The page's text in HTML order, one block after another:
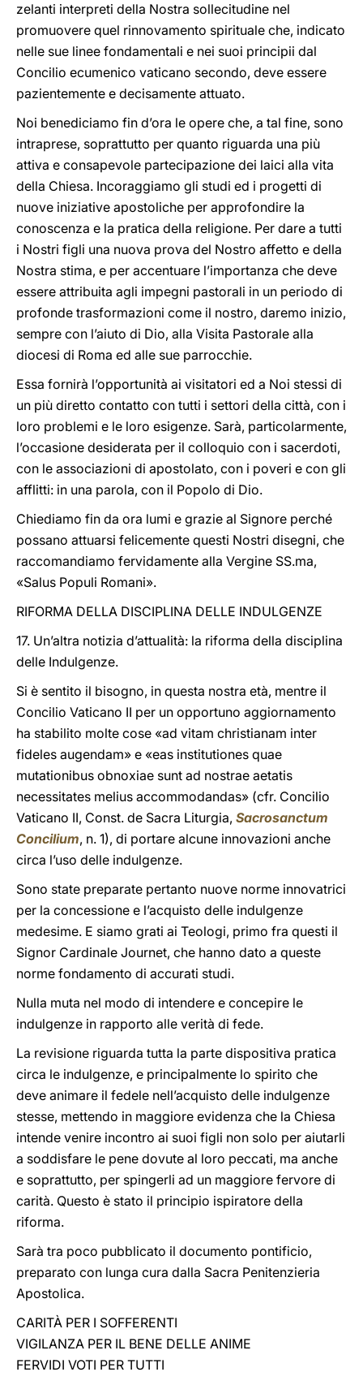
zelanti interpreti della Nostra sollecitudine nel
promuovere quel rinnovamento spirituale che, indicato
nelle sue linee fondamentali e nei suoi principii dal
Concilio ecumenico vaticano secondo, deve essere
pazientemente e decisamente attuato.
Noi benediciamo fin d’ora le opere che, a tal fine, sono
intraprese, soprattutto per quanto riguarda una più
attiva e consapevole partecipazione dei laici alla vita
della Chiesa. Incoraggiamo gli studi ed i progetti di
nuove iniziative apostoliche per approfondire la
conoscenza e la pratica della religione. Per dare a tutti
i Nostri figli una nuova prova del Nostro affetto e della
Nostra stima, e per accentuare l’importanza che deve
essere attribuita agli impegni pastorali in un periodo di
profonde trasformazioni come il nostro, daremo inizio,
sempre con l’aiuto di Dio, alla Visita Pastorale alla
diocesi di Roma ed alle sue parrocchie.
Essa fornirà l’opportunità ai visitatori ed a Noi stessi di
un più diretto contatto con tutti i settori della città, con i
loro problemi e le loro esigenze. Sarà, particolarmente,
l’occasione desiderata per il colloquio con i sacerdoti,
con le associazioni di apostolato, con i poveri e con gli
afflitti: in una parola, con il Popolo di Dio.
Chiediamo fin da ora lumi e grazie al Signore perché
possano attuarsi felicemente questi Nostri disegni, che
raccomandiamo fervidamente alla Vergine SS.ma,
«Salus Populi Romani».
RIFORMA DELLA DISCIPLINA DELLE INDULGENZE
17. Un’altra notizia d’attualità: la riforma della disciplina
delle Indulgenze.
Si è sentito il bisogno, in questa nostra età, mentre il
Concilio Vaticano II per un opportuno aggiornamento
ha stabilito molte cose «ad vitam christianam inter
fideles augendam» e «eas institutiones quae
mutationibus obnoxiae sunt ad nostrae aetatis
necessitates melius accommodandas» (cfr. Concilio
Vaticano II, Const. de Sacra Liturgia, Sacrosanctum
Concilium, n. 1), di portare alcune innovazioni anche
circa l’uso delle indulgenze.
Sono state preparate pertanto nuove norme innovatrici
per la concessione e l’acquisto delle indulgenze
medesime. E siamo grati ai Teologi, primo fra questi il
Signor Cardinale Journet, che hanno dato a queste
norme fondamento di accurati studi.
Nulla muta nel modo di intendere e concepire le
indulgenze in rapporto alle verità di fede.
La revisione riguarda tutta la parte dispositiva pratica
circa le indulgenze, e principalmente lo spirito che
deve animare il fedele nell’acquisto delle indulgenze
stesse, mettendo in maggiore evidenza che la Chiesa
intende venire incontro ai suoi figli non solo per aiutarli
a soddisfare le pene dovute al loro peccati, ma anche
e soprattutto, per spingerli ad un maggiore fervore di
carità. Questo è stato il principio ispiratore della
riforma.
Sarà tra poco pubblicato il documento pontificio,
preparato con lunga cura dalla Sacra Penitenzieria
Apostolica.
CARITÀ PER I SOFFERENTI
VIGILANZA PER IL BENE DELLE ANIME
FERVIDI VOTI PER TUTTI